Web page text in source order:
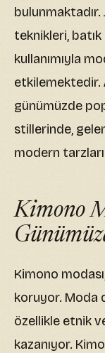
teknikleri,
kullanımıyla
etkilemektedir.
günümüzde
stillerinde,
modern
Kimono
Kimono
koruyor. Moda
özellikle etnik
kazanıyor.